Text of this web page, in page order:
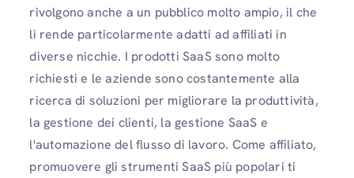
rivolgono anche a un pubblico molto ampio, il che
li rende particolarmente adatti ad affiliati in
diverse nicchie. I prodotti SaaS sono molto
richiesti e le aziende sono costantemente alla
ricerca di soluzioni per migliorare la produttività,
la gestione dei clienti, la gestione SaaS e
l'automazione del flusso di lavoro. Come affiliato,
promuovere gli strumenti SaaS più popolari ti